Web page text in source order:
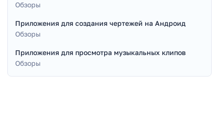
Обзоры
Приложения для создания чертежей на Андроид
Обзоры
Приложения для просмотра музыкальных клипов
Обзоры